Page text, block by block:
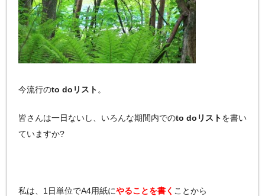
今流行のto doリスト 。
皆さんは一日ないし、いろんな期間内でのto doリストを書い
ていますか?
私は、1日単位でA4用紙にやることを書く ことから